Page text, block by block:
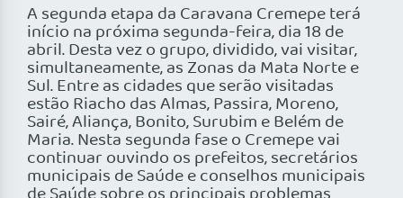
A segunda etapa da Caravana Cremepe terá
início na próxima segunda-feira, dia 18 de
abril. Desta vez o grupo, dividido, vai visitar,
simultaneamente, as Zonas da Mata Norte e
Sul. Entre as cidades que serão visitadas
estão Riacho das Almas, Passira, Moreno,
Sairé, Aliança, Bonito, Surubim e Belém de
Maria. Nesta segunda fase o Cremepe vai
continuar ouvindo os prefeitos, secretários
municipais de Saúde e conselhos municipais